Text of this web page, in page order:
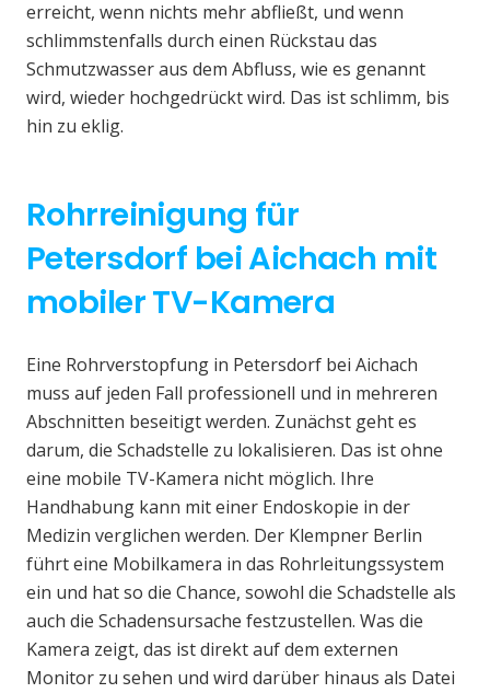
erreicht, wenn nichts mehr abfließt, und wenn
schlimmstenfalls durch einen Rückstau das
Schmutzwasser aus dem Abfluss, wie es genannt
wird, wieder hochgedrückt wird. Das ist schlimm, bis
hin zu eklig.
Rohrreinigung für
Petersdorf bei Aichach mit
mobiler TV-Kamera
Eine Rohrverstopfung in Petersdorf bei Aichach
muss auf jeden Fall professionell und in mehreren
Abschnitten beseitigt werden. Zunächst geht es
darum, die Schadstelle zu lokalisieren. Das ist ohne
eine mobile TV-Kamera nicht möglich. Ihre
Handhabung kann mit einer Endoskopie in der
Medizin verglichen werden. Der Klempner Berlin
führt eine Mobilkamera in das Rohrleitungssystem
ein und hat so die Chance, sowohl die Schadstelle als
auch die Schadensursache festzustellen. Was die
Kamera zeigt, das ist direkt auf dem externen
Monitor zu sehen und wird darüber hinaus als Datei